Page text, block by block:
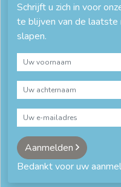
Schrijft u zich in voor
te blijven van de
slapen.
Aanmelden
Bedankt voor uw